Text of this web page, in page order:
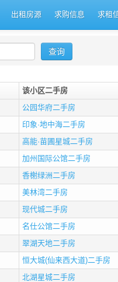
出租房源 求购信息 求租
该小区二手房
公园华府二手房
印象·地中海二手房
高能·苗圃星城二手房
加州国际公馆二手房
香榭绿洲二手房
美林湾二手房
现代城二手房
名仕公馆二手房
翠湖天地二手房
恒大城(仙来西大道)二手房
北湖星城二手房